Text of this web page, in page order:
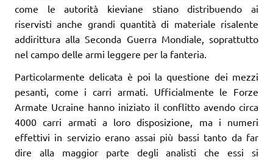
come le autorità kieviane stiano distribuendo ai
riservisti anche grandi quantità di materiale risalente
addirittura alla Seconda Guerra Mondiale, soprattutto
nel campo delle armi leggere per la fanteria.
Particolarmente delicata è poi la questione dei mezzi
pesanti, come i carri armati. Ufficialmente le Forze
Armate Ucraine hanno iniziato il conflitto avendo circa
4000 carri armati a loro disposizione, ma i numeri
effettivi in servizio erano assai più bassi tanto da far
dire alla maggior parte degli analisti che essi si